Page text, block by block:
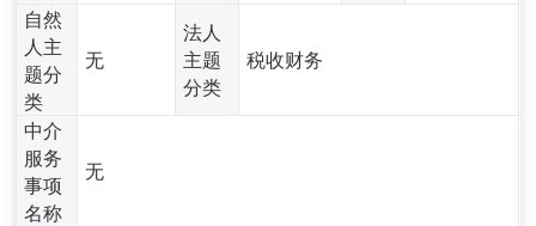
自然
人主
题分
类
无
法人
主题
分类
税收财务
中介
服务
事项
名称
无